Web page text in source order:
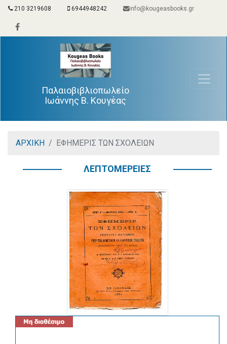
210 3219608 6944948242 info@kougeasbooks.gr
Παλαιοβιβλιοπωλείο
Ιωάννης Β. Κουγέας
ΑΡΧΙΚΗ ΕΦΗΜΕΡΙΣ ΤΩΝ ΣΧΟΛΕΙΩΝ
ΛΕΠΤΟΜΕΡΕΙΕΣ